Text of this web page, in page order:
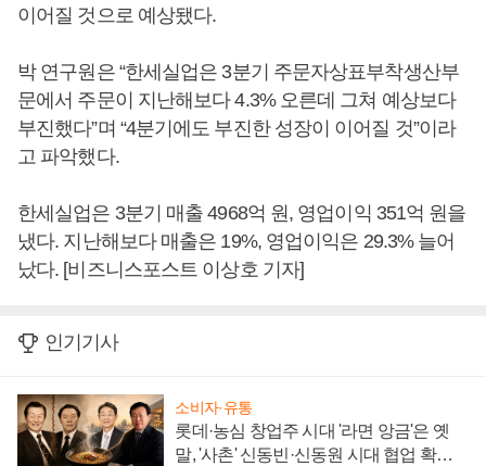
이어질 것으로 예상됐다.
박 연구원은 “한세실업은 3분기 주문자상표부착생산부
문에서 주문이 지난해보다 4.3% 오른데 그쳐 예상보다
부진했다”며 “4분기에도 부진한 성장이 이어질 것”이라
고 파악했다.
한세실업은 3분기 매출 4968억 원, 영업이익 351억 원을
냈다. 지난해보다 매출은 19%, 영업이익은 29.3% 늘어
났다. [비즈니스포스트 이상호 기자]
인기기사
소비자·유통
롯데·농심 창업주 시대 '라면 앙금'은 옛
말, '사촌' 신동빈·신동원 시대 협업 확대